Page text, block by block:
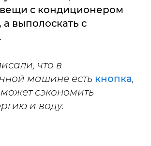
вещи с кондиционером
выполоскать с
что в
машине есть кнопка,
сэкономить
и воду.